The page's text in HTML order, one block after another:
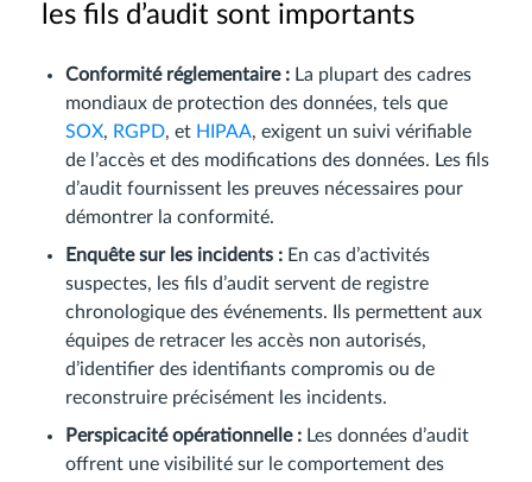
les fils d’audit sont importants
Conformité réglementaire : La plupart des cadres
mondiaux de protection des données, tels que
SOX, RGPD, et HIPAA, exigent un suivi vérifiable
de l’accès et des modifications des données. Les fils
d’audit fournissent les preuves nécessaires pour
démontrer la conformité.
Enquête sur les incidents : En cas d’activités
suspectes, les fils d’audit servent de registre
chronologique des événements. Ils permettent aux
équipes de retracer les accès non autorisés,
d’identifier des identifiants compromis ou de
reconstruire précisément les incidents.
Perspicacité opérationnelle : Les données d’audit
offrent une visibilité sur le comportement des